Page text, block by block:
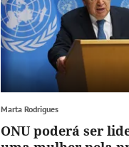
Marta Rodrigues
ONU poderá ser